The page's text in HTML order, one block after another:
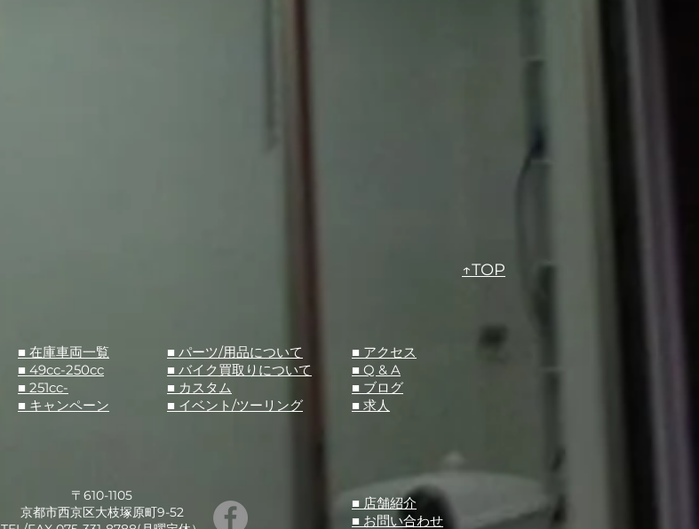
■ 在庫車両一覧
■ 49cc-250cc
■ 251cc-
■ キャンペーン
■ パーツ/用品について
​■ バイク買取りについて
​■ カスタム
​■ イベント/ツーリング
〒610-1105
京都市西京区大枝塚原町9-52
↑TOP
​■ アクセス
■ Q & A
​■ ブログ
​■ 求人
​■ 店舗紹介
■ お問い合わせ